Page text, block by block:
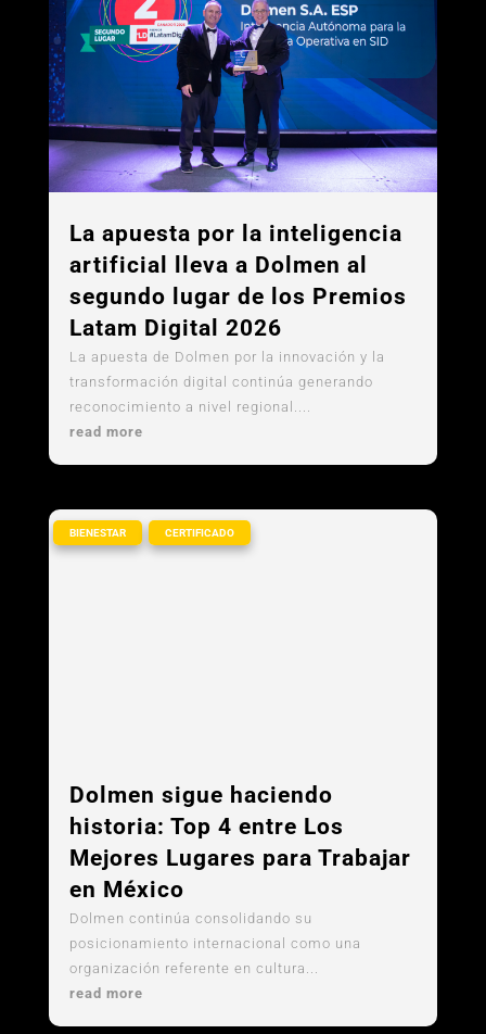
La apuesta por la inteligencia
artificial lleva a Dolmen al
segundo lugar de los Premios
Latam Digital 2026
La apuesta de Dolmen por la innovación y la
transformación digital continúa generando
reconocimiento a nivel regional....
read more
Dolmen sigue haciendo
historia: Top 4 entre Los
Mejores Lugares para Trabajar
en México
BIENESTAR CERTIFICADO
Dolmen continúa consolidando su
posicionamiento internacional como una
organización referente en cultura...
read more